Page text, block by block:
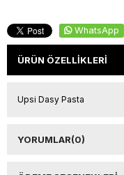
WhatsApp
ÜRÜN ÖZELLIKLERI
Upsi Dasy Pasta
YORUMLAR(0)